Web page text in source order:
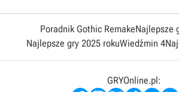
Poradnik Gothic RemakeNajlepsze
Najlepsze gry 2025 rokuWiedźmin 4
GRYOnline.pl: